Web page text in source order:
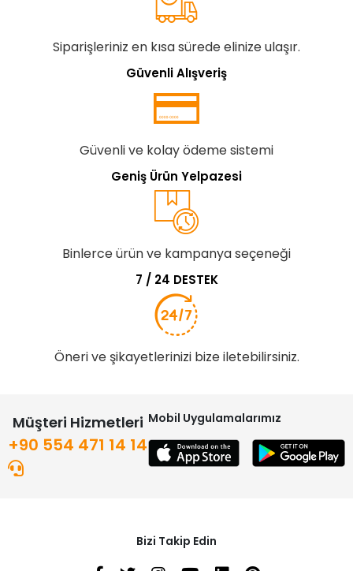
Siparişleriniz en kısa sürede elinize ulaşır.
Güvenli Alışveriş
Güvenli ve kolay ödeme sistemi
Geniş Ürün Yelpazesi
Binlerce ürün ve kampanya seçeneği
7 / 24 DESTEK
Öneri ve şikayetlerinizi bize iletebilirsiniz.
Müşteri Hizmetleri
+90 554 471 14 14
Mobil Uygulamalarımız
Bizi Takip Edin